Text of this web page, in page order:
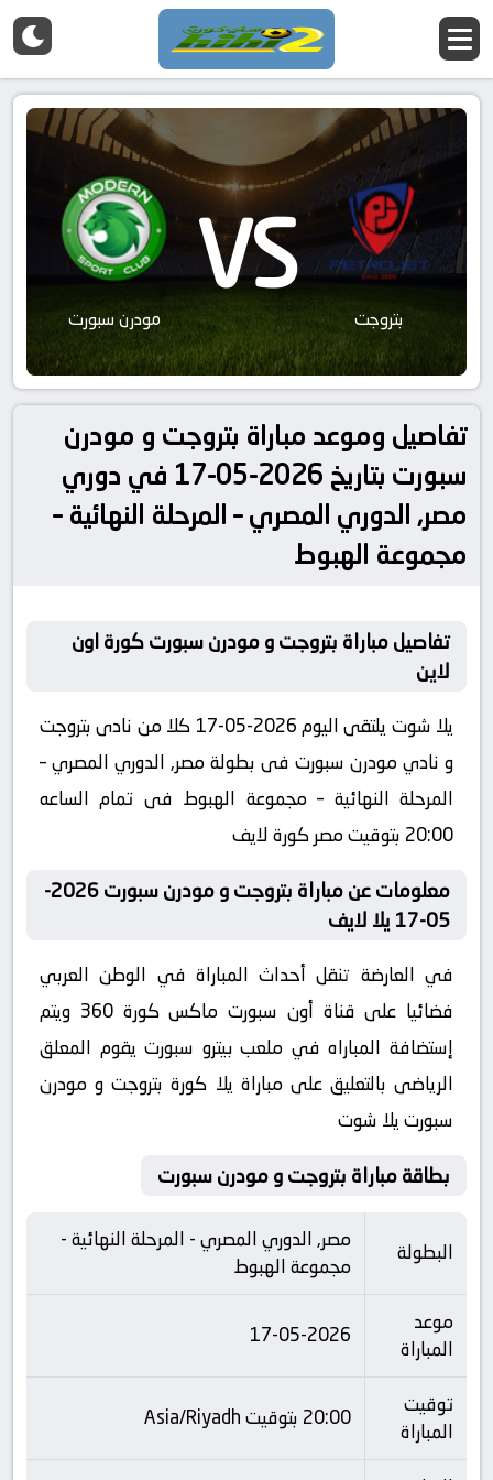
بتروجت VS مودرن سبورت
تفاصيل وموعد مباراة بتروجت و مودرن
سبورت بتاريخ 2026-05-17 في دوري
مصر, الدوري المصري – المرحلة النهائية –
مجموعة الهبوط
تفاصيل مباراة بتروجت و مودرن سبورت كورة اون
لاين
يلا شوت يلتقى اليوم 2026-05-17 كلا من نادى بتروجت
و نادي مودرن سبورت فى بطولة مصر, الدوري المصري –
المرحلة النهائية – مجموعة الهبوط فى تمام الساعه
20:00 بتوقيت مصر كورة لايف
معلومات عن مباراة بتروجت و مودرن سبورت 2026-
05-17 يلا لايف
في العارضة تنقل أحداث المباراة في الوطن العربي
فضائيا على قناة أون سبورت ماكس كورة 360 ويتم
إستضافة المباراه في ملعب بيترو سبورت يقوم المعلق
الرياضى بالتعليق على مباراة يلا كورة بتروجت و مودرن
سبورت يلا شوت
بطاقة مباراة بتروجت و مودرن سبورت
البطولة
مصر, الدوري المصري - المرحلة النهائية -
مجموعة الهبوط
موعد
المباراة
17-05-2026
توقيت
المباراة
20:00 بتوقيت Asia/Riyadh